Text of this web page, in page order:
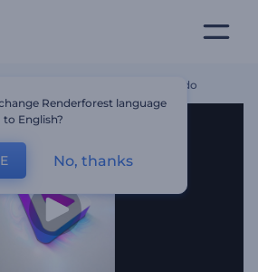
De Logo - Iridescente Nítido
Renderforest language
to English?
No, thanks